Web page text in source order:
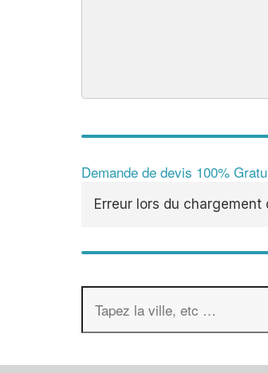
Demande de devis 100%
Erreur lors du chargement